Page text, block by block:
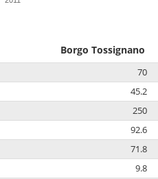
Borgo Tossignano
70
45.2
250
92.6
71.8
9.8